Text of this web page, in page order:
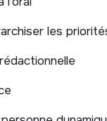
en situation
des
complexes du
les